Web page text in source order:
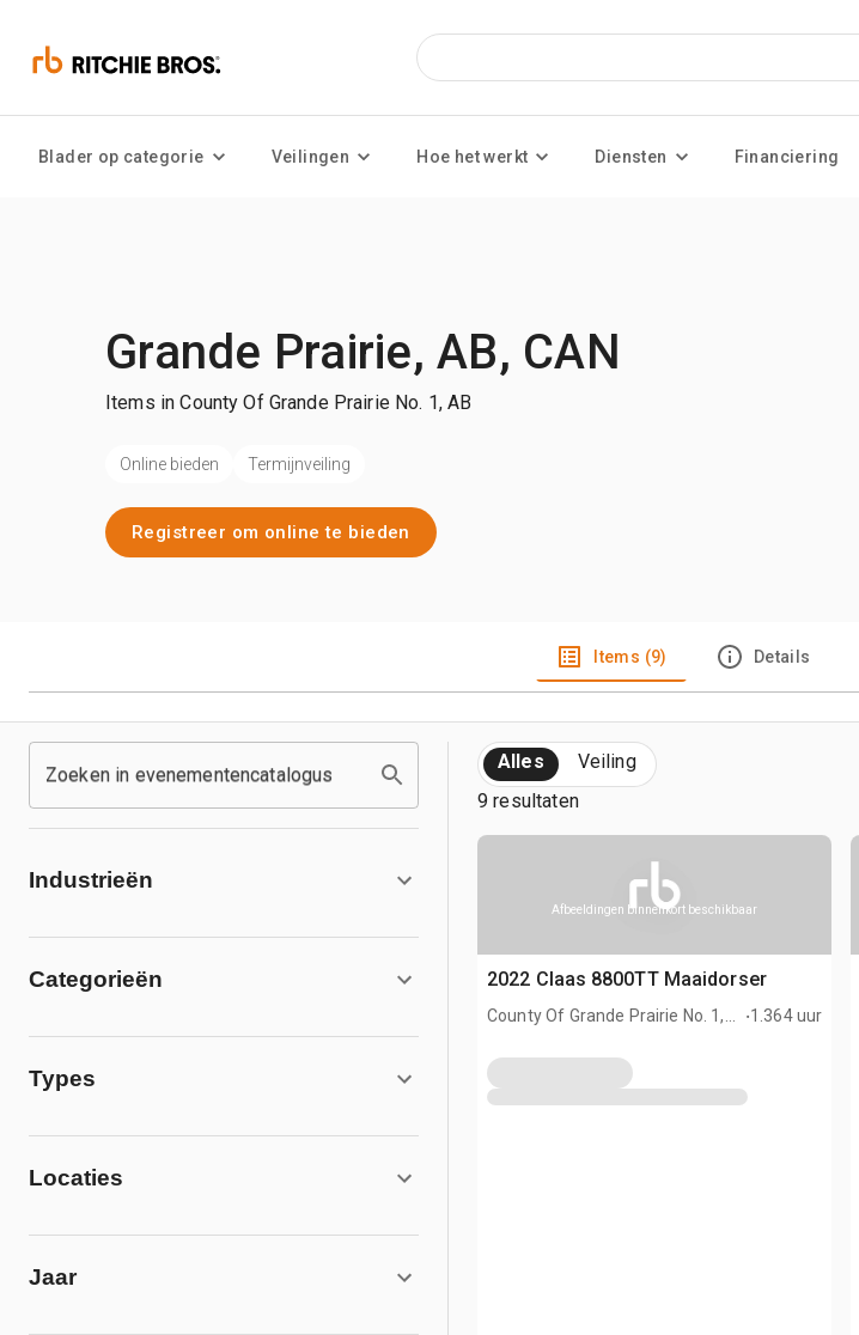
Blader op categorie Veilingen Hoe het werkt Diensten Financiering
Grande Prairie, AB, CAN
Items in County Of Grande Prairie No. 1, AB
Online bieden Termijnveiling
Registreer om online te bieden
Items (9) Details
Zoeken in evenementencatalogus
Industrieën
Categorieën
Types
Locaties
Jaar
Alles
Veiling
9 resultaten
Afbeeldingen binnenkort beschikbaar
2022 Claas 8800TT Maaidorser
County Of Grande Prairie No. 1,
.1.364 uur